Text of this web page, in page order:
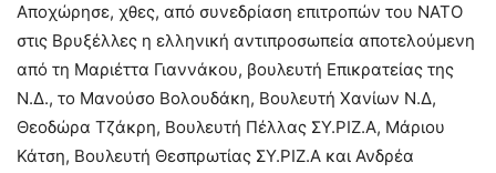
Αποχώρησε, χθες, από συνεδρίαση επιτροπών του ΝΑΤΟ
στις Βρυξέλλες η ελληνική αντιπροσωπεία αποτελούμενη
από τη Μαριέττα Γιαννάκου, βουλευτή Επικρατείας της
Ν.Δ., το Μανούσο Βολουδάκη, Βουλευτή Χανίων Ν.Δ,
Θεοδώρα Τζάκρη, Βουλευτή Πέλλας ΣΥ.ΡΙΖ.Α, Μάριου
Κάτση, Βουλευτή Θεσπρωτίας ΣΥ.ΡΙΖ.Α και Ανδρέα